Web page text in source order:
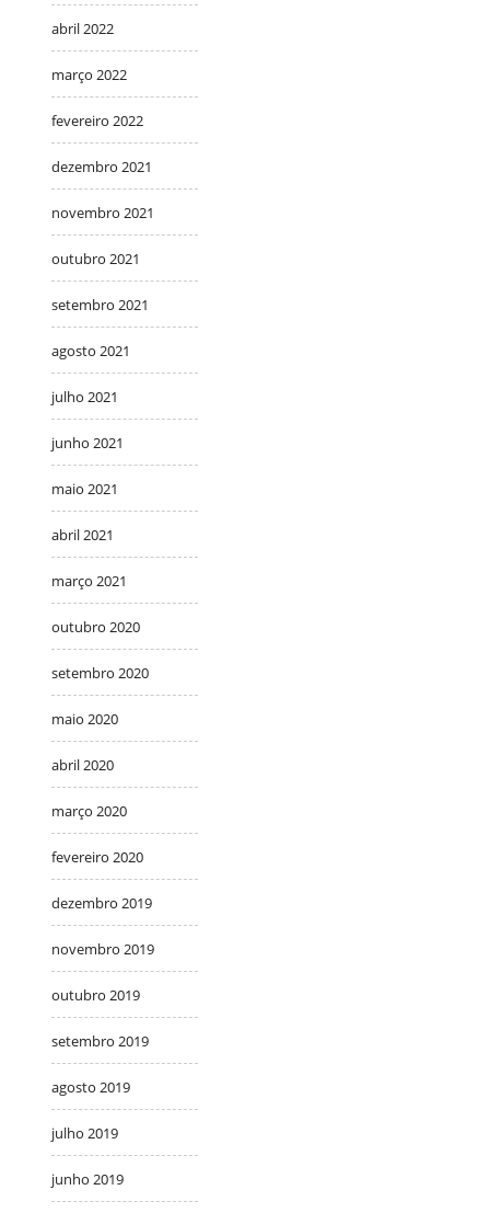
abril 2022
março 2022
fevereiro 2022
dezembro 2021
novembro 2021
outubro 2021
setembro 2021
agosto 2021
julho 2021
junho 2021
maio 2021
abril 2021
março 2021
outubro 2020
setembro 2020
maio 2020
abril 2020
março 2020
fevereiro 2020
dezembro 2019
novembro 2019
outubro 2019
setembro 2019
agosto 2019
julho 2019
junho 2019